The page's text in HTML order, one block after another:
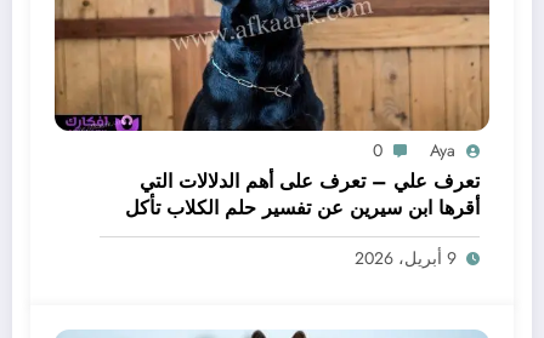
Aya
0
تعرف علي – تعرف على أهم الدلالات التي
أقرها ابن سيرين عن تفسير حلم الكلاب تأكل
لحم – بالتفصيل
9 أبريل، 2026